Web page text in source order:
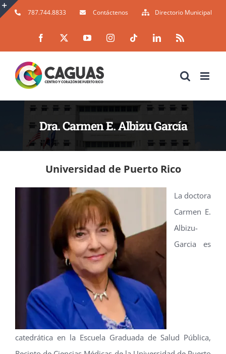
Skip
787.744.8833 Contáctenos Directorio Municipal
Facebook YouTubeInstagramTiktok LinkedIn
Dra. Carmen E. Albizu García
Universidad de Puerto Rico
La doctora
Carmen E.
Albizu-
Garcia es
catedrática en la Escuela Graduada de Salud Pública,